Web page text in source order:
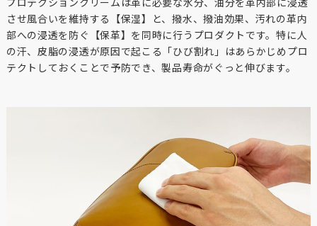
させ風合いを維持する【保湿】と、撥水、撥油効果、汚れの革内
部への浸透を防ぐ【保革】を同時に行うプロダクトです。特に人
の汗、皮脂の浸透が原因で起こる「ひび割れ」はあらかじめプロ
テクトしておくことで予防でき、製品寿命がぐっと伸びます。